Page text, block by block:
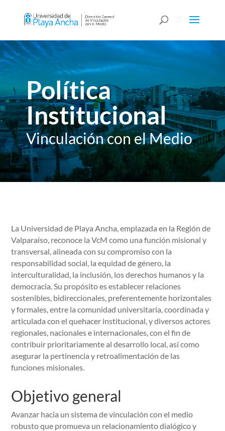
Política
Institucional
Vinculación con el Medio
La Universidad de Playa Ancha, emplazada en la Región de
Valparaíso, reconoce la VcM como una función misional y
transversal, alineada con su compromiso con la
responsabilidad social, la equidad de género, la
interculturalidad, la inclusión, los derechos humanos y la
democracia. Su propósito es establecer relaciones
sostenibles, bidireccionales, preferentemente horizontales
y formales, entre la comunidad universitaria, coordinada y
articulada con el quehacer institucional, y diversos actores
regionales, nacionales e internacionales, con el fin de
contribuir prioritariamente al desarrollo local, así como
asegurar la pertinencia y retroalimentación de las
funciones misionales.
Objetivo general
Avanzar hacia un sistema de vinculación con el medio
robusto que promueva un relacionamiento dialógico y